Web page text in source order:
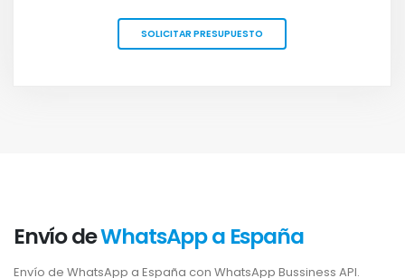
SOLICITAR PRESUPUESTO
Envío deWhatsApp a España
Envío de WhatsApp a España con WhatsApp Bussiness API.